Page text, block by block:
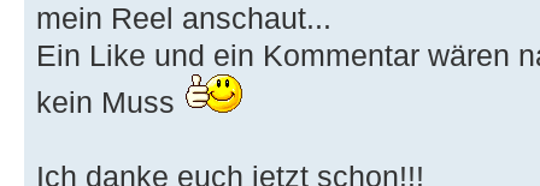
mein Reel anschaut...
Ein Like und ein Kommentar wären
kein Muss
Ich danke euch jetzt schon!!!